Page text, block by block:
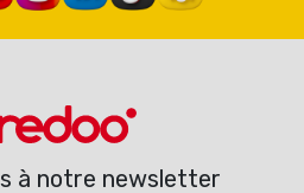
à notre newsletter